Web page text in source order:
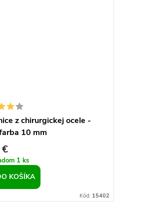
z chirurgickej ocele -
10 mm
1 ks
KOŠÍKA
Kód: 15402